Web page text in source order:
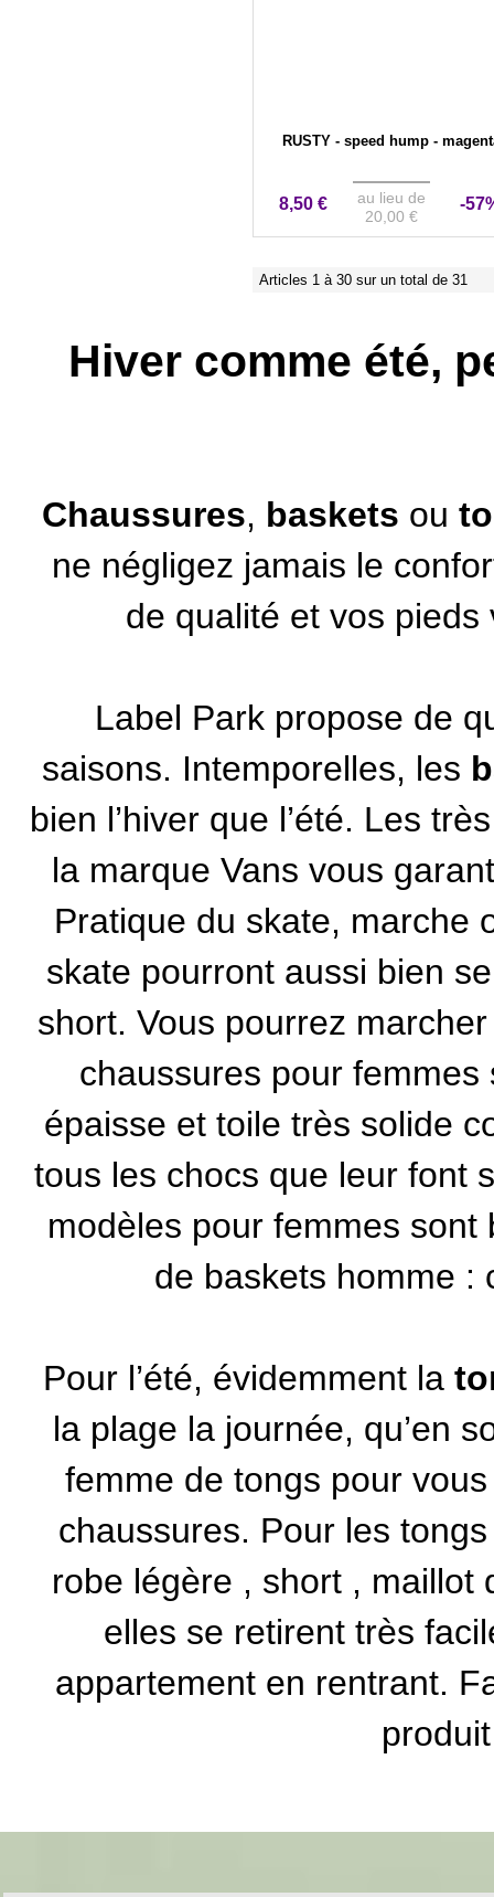
RUSTY - speed hump -
8,50 €
au lieu de
20,00 €
-
Articles 1 à 30 sur un total de 31
Hiver comme été,
Chaussures, baskets ou
ne négligez jamais le
de qualité et vos
Label Park propose de
saisons. Intemporelles, les
bien l’hiver que l’été. Les
la marque Vans vous
Pratique du skate, marche
skate pourront aussi bien
short. Vous pourrez
chaussures pour
épaisse et toile très solide
tous les chocs que leur font
modèles pour femmes
de baskets homme :
Pour l’été, évidemment la
la plage la journée, qu’en
femme de tongs pour
chaussures. Pour les
robe légère , short, maillot
elles se retirent très
appartement en rentrant.